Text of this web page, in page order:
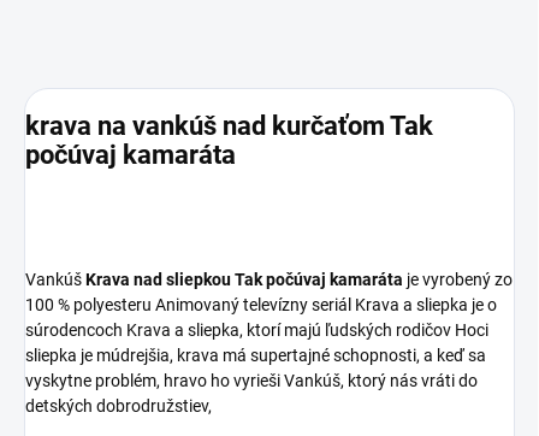
krava na vankúš nad kurčaťom Tak
počúvaj kamaráta
VankúšKrava nad sliepkou Tak počúvaj kamaráta je vyrobený zo
100 % polyesteru Animovaný televízny seriál Krava a sliepka je o
súrodencoch Krava a sliepka, ktorí majú ľudských rodičov Hoci
sliepka je múdrejšia, krava má supertajné schopnosti, a keď sa
vyskytne problém, hravo ho vyrieši Vankúš, ktorý nás vráti do
detských dobrodružstiev,